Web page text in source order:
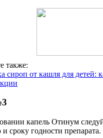
также:
сироп от кашля для детей:
капель Отинум
сроку годности